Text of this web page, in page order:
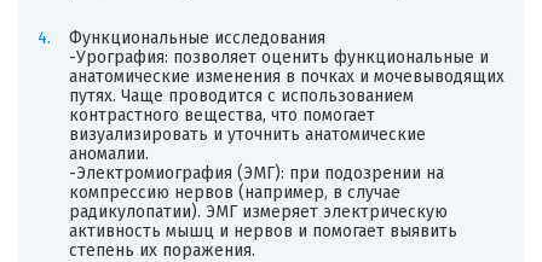
Функциональные исследования
-Урография: позволяет оценить функциональные и
анатомические изменения в почках и мочевыводящих
путях. Чаще проводится с использованием
контрастного вещества, что помогает
визуализировать и уточнить анатомические
аномалии.
-Электромиография (ЭМГ): при подозрении на
компрессию нервов (например, в случае
радикулопатии). ЭМГ измеряет электрическую
активность мышц и нервов и помогает выявить
степень их поражения.